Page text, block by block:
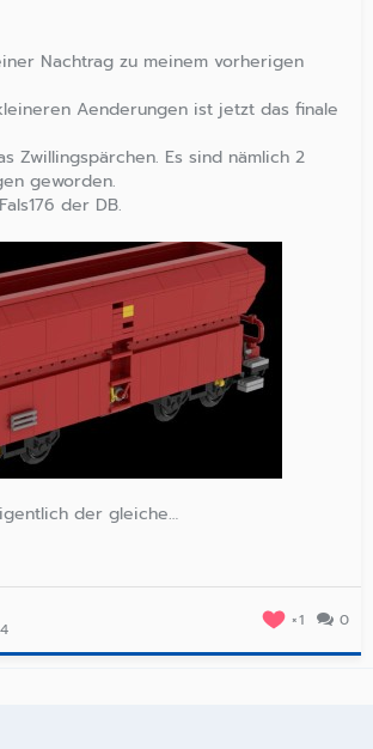
Nachtrag zu meinem vorherigen
Aenderungen ist jetzt das finale
Zwillingspärchen. Es sind nämlich 2
geworden.
der DB.
der gleiche…
1 0